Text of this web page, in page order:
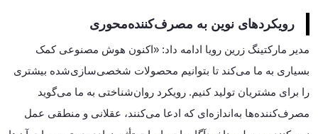
رویکردهای نوین به مصرف‌کننده‌محوری
مدیر مارکتینگ زرین رویا ادامه داد: «اکنون هوش مصنوعی کمک
بسیاری به ما می‌کند تا بتوانیم محصولات شخصی‌سازی‌شده بیشتری
را برای مشتریان تولید کنیم. رویکرد روان‌شناختی به ما می‌گوید
مصرف‌کننده‌ها به‌اندازه‌ای که ادعا می‌کنند، عقلانی و منطقی عمل